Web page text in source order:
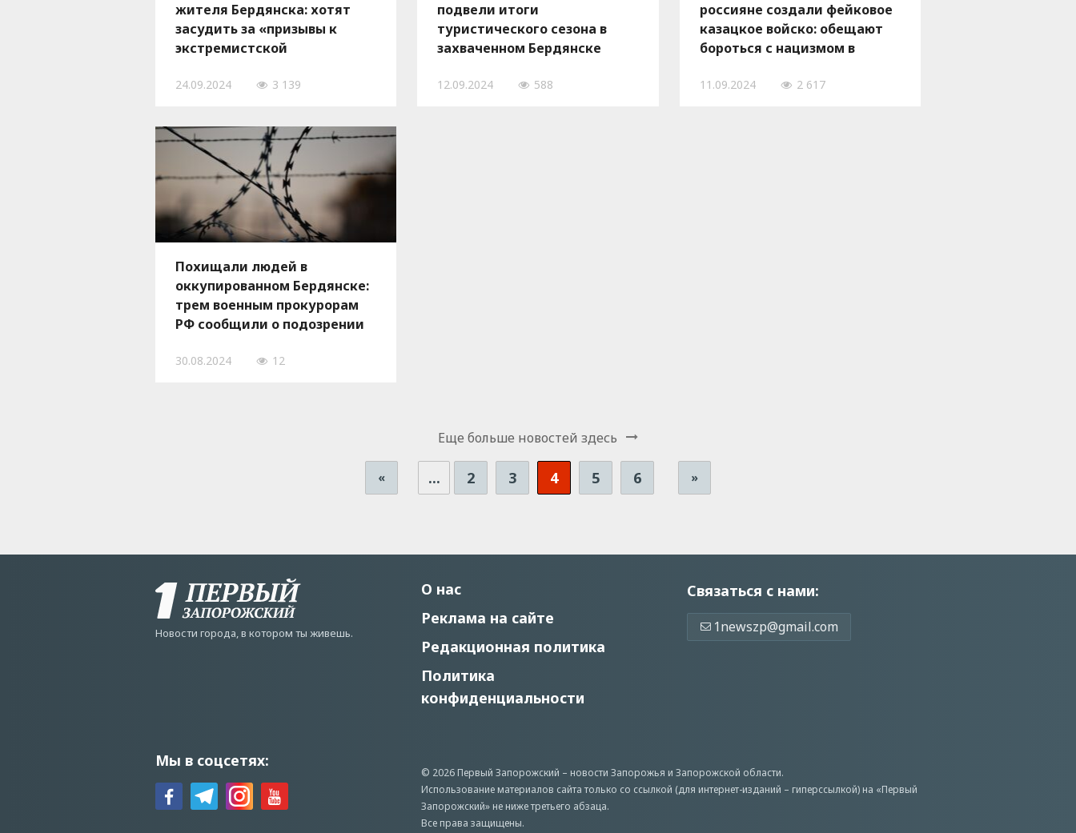
жителя Бердянска: хотят
засудить за «призывы к
экстремистской
24.09.2024 3 139
подвели итоги
туристического сезона в
захваченном Бердянске
12.09.2024 588
россияне создали фейковое
казацкое войско: обещают
бороться с нацизмом в
11.09.2024 2 617
Похищали людей в
оккупированном Бердянске:
трем военным прокурорам
РФ сообщили о подозрении
30.08.2024 12
Еще больше новостей здесь
« ... 2 3 4 5 6 »
Новости города, в котором ты живешь.
О нас
Реклама на сайте
Редакционная политика
Политика
конфиденциальности
Связаться с нами:
1newszp@gmail.com
Мы в соцсетях:
© 2026 Первый Запорожский – новости Запорожья и Запорожской области.
Использование материалов сайта только со ссылкой (для интернет-изданий – гиперссылкой) на «Первый
Запорожский» не ниже третьего абзаца.
Все права защищены.